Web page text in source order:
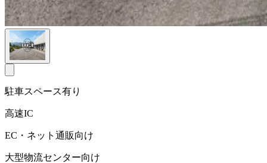
駐車スペース有り
高速IC
EC・ネット通販向け
大型物流センター向け